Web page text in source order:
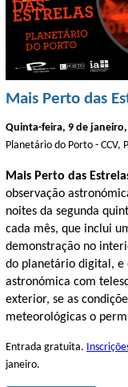
Mais Perto das
Quinta-feira, 9 de janeiro,
Planetário do Porto - CCV,
Mais Perto das
observação
noites da segunda
cada mês, que inclui
demonstração no
do planetário digital, e
astronómica com
exterior, se as
meteorológicas o
Entrada gratuita.
janeiro.